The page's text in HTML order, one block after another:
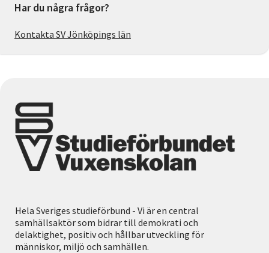
Har du några frågor?
Kontakta SV Jönköpings län
Hela Sveriges studieförbund - Vi är en central
samhällsaktör som bidrar till demokrati och
delaktighet, positiv och hållbar utveckling för
människor, miljö och samhällen.